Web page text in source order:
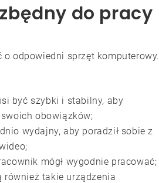
do pracy
odpowiedni sprzęt komputerowy.
być szybki i stabilny, aby
obowiązków;
wydajny, aby poradził sobie z
mógł wygodnie pracować;
również takie urządzenia